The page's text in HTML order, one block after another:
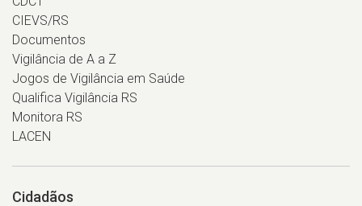
CIEVS/RS
Documentos
Vigilância de A a Z
Jogos de Vigilância em Saúde
Qualifica Vigilância RS
Monitora RS
LACEN
Cidadãos